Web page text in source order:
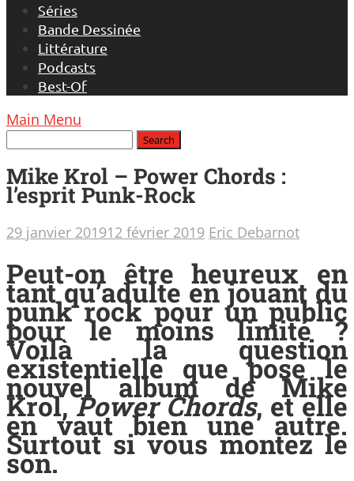
Séries
Bande Dessinée
Littérature
Podcasts
Best-Of
Main Menu
Mike Krol – Power Chords :
l’esprit Punk-Rock
29 janvier 201912 février 2019 Eric Debarnot
Peut-on être heureux en
tant qu’adulte en jouant du
punk rock pour un public
pour le moins limité ?
Voilà la question
existentielle que pose le
nouvel album de Mike
Krol,Power Chords, et elle
en vaut bien une autre.
Surtout si vous montez le
son.